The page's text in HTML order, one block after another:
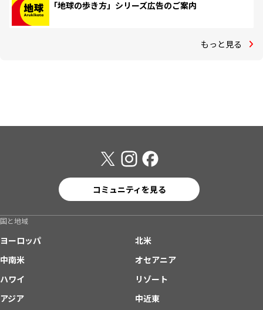
「地球の歩き方」シリーズ広告のご案内
もっと見る
コミュニティを見る
国と地域
ヨーロッパ
北米
中南米
オセアニア
ハワイ
リゾート
アジア
中近東